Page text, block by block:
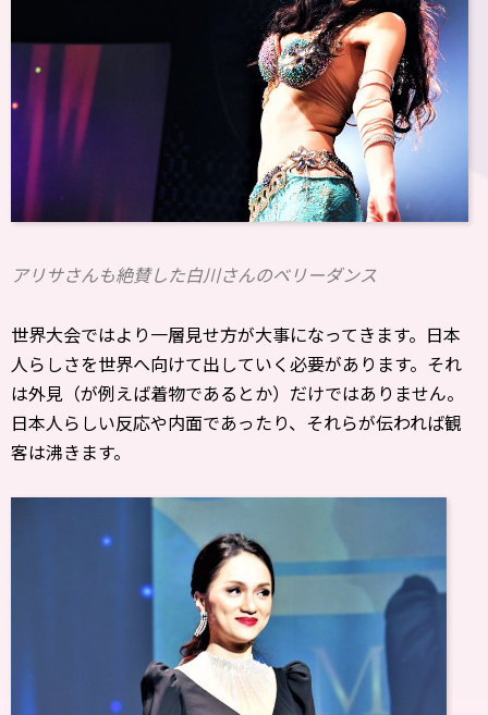
アリサさんも絶賛した白川さんのベリーダンス
世界大会ではより一層見せ方が大事になってきます。日本
人らしさを世界へ向けて出していく必要があります。それ
は外見（が例えば着物であるとか）だけではありません。
日本人らしい反応や内面であったり、それらが伝われば観
客は沸きます。